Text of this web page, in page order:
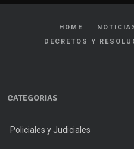
HOME
DECRETOS Y
CATEGORIAS
Policiales y Judiciales